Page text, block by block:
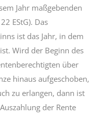
Jahr maßgebenden
EStG). Das
ist das Jahr, in dem
Wird der Beginn des
über
hinaus aufgeschoben,
zu erlangen, dann ist
der Rente